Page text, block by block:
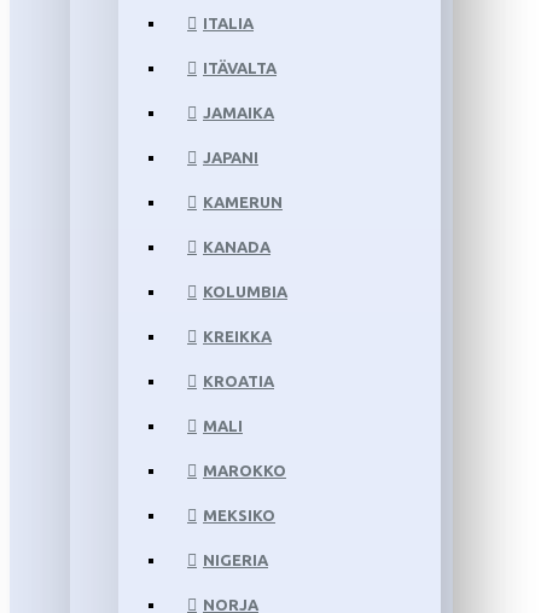
ITALIA
ITÄVALTA
JAMAIKA
JAPANI
KAMERUN
KANADA
KOLUMBIA
KREIKKA
KROATIA
MALI
MAROKKO
MEKSIKO
NIGERIA
NORJA